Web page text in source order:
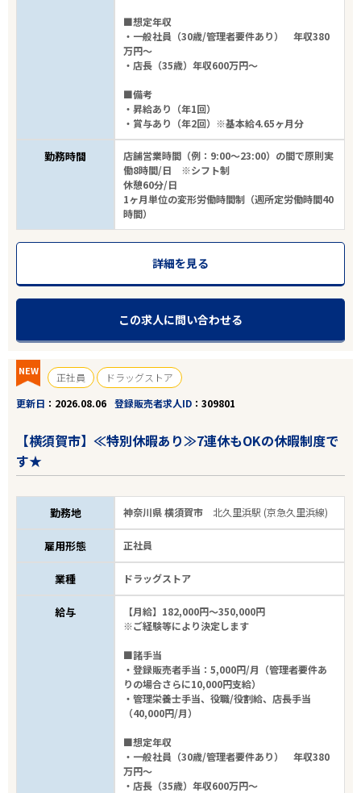
■想定年収
・一般社員（30歳/管理者要件あり） 年収380
万円～
・店長（35歳）年収600万円～
■備考
・昇給あり（年1回）
・賞与あり（年2回）※基本給4.65ヶ月分
勤務時間
店舗営業時間（例：9:00～23:00）の間で原則実
働8時間/日 ※シフト制
休憩60分/日
1ヶ月単位の変形労働時間制（週所定労働時間40
時間）
詳細を見る
この求人に問い合わせる
NEW 正社員
ドラッグストア
更新日
2026.08.06 登録販売者求人ID 309801
【横須賀市】≪特別休暇あり≫7連休もOKの休暇制度で
す★
勤務地 神奈川県 横須賀市 北久里浜駅 (京急久里浜線)
雇用形態 正社員
業種 ドラッグストア
給与
【月給】182,000円～350,000円
※ご経験等により決定します
■諸手当
・登録販売者手当：5,000円/月（管理者要件あ
りの場合さらに10,000円支給）
・管理栄養士手当、役職/役割給、店長手当
（40,000円/月）
■想定年収
・一般社員（30歳/管理者要件あり） 年収380
万円～
・店長（35歳）年収600万円～